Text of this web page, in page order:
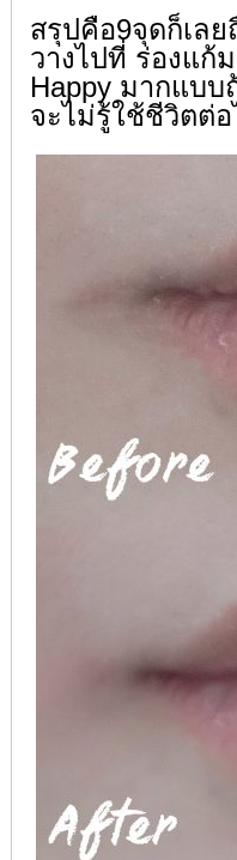
สรุปคือ9จุดก็เลย
วางไปที่ ร่องแก้
Happy มากแบบ
จะไม่รู้ใช้ชีวิตต่